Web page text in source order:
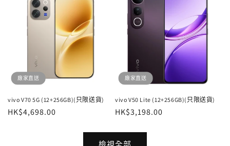
廠家直送
vivo V70 5G (12+256GB)(只限送貨)
定
HK$4,698.00
廠家直送
vivo V50 Lite (12+256GB)(只限送貨)
定
HK$3,198.00
檢視全部